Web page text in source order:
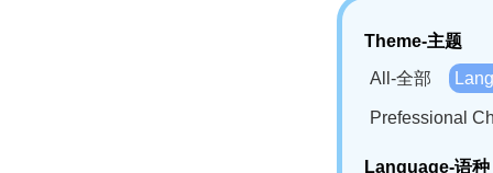
Theme-主题
All-全部
Prefessional
Language-语种